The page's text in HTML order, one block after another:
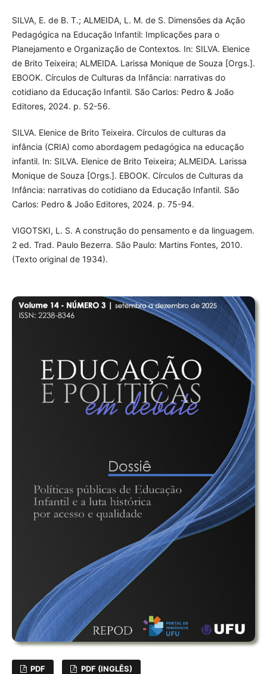
SILVA, E. de B. T.; ALMEIDA, L. M. de S. Dimensões da Ação
Pedagógica na Educação Infantil: Implicações para o
Planejamento e Organização de Contextos. In: SILVA. Elenice
de Brito Teixeira; ALMEIDA. Larissa Monique de Souza [Orgs.].
EBOOK. Círculos de Culturas da Infância: narrativas do
cotidiano da Educação Infantil. São Carlos: Pedro & João
Editores, 2024. p. 52-56.
SILVA. Elenice de Brito Teixeira. Círculos de culturas da
infância (CRIA) como abordagem pedagógica na educação
infantil. In: SILVA. Elenice de Brito Teixeira; ALMEIDA. Larissa
Monique de Souza [Orgs.]. EBOOK. Círculos de Culturas da
Infância: narrativas do cotidiano da Educação Infantil. São
Carlos: Pedro & João Editores, 2024. p. 75-94.
VIGOTSKI, L. S. A construção do pensamento e da linguagem.
2 ed. Trad. Paulo Bezerra. São Paulo: Martins Fontes, 2010.
(Texto original de 1934).
PDF PDF (INGLÊS)